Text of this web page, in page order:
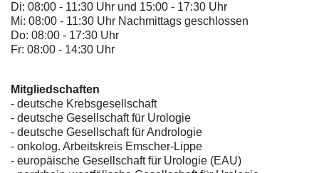
Di: 08:00 - 11:30 Uhr und 15:00 - 17:30 Uhr
Mi: 08:00 - 11:30 Uhr Nachmittags geschlossen
Do: 08:00 - 17:30 Uhr
Fr: 08:00 - 14:30 Uhr
Mitgliedschaften
- deutsche Krebsgesellschaft
- deutsche Gesellschaft für Urologie
- deutsche Gesellschaft für Andrologie
- onkolog. Arbeitskreis Emscher-Lippe
- europäische Gesellschaft für Urologie (EAU)